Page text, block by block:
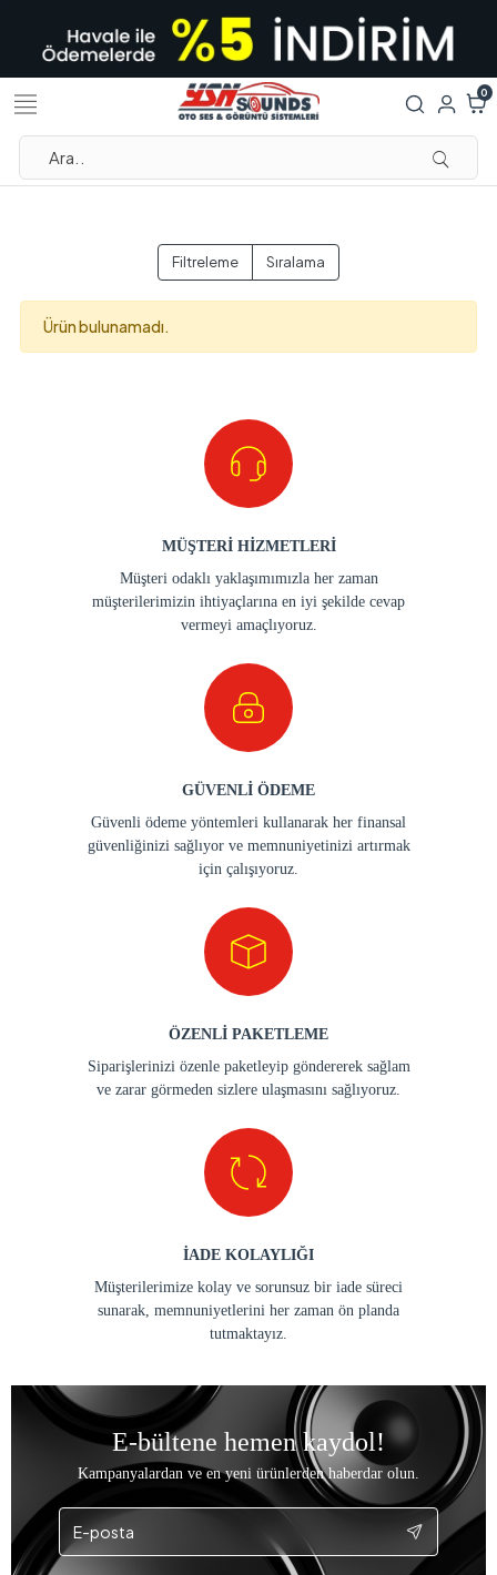
0
Filtreleme Sıralama
Ürün bulunamadı.
MÜŞTERİ HİZMETLERİ
Müşteri odaklı yaklaşımımızla her zaman
müşterilerimizin ihtiyaçlarına en iyi şekilde cevap
vermeyi amaçlıyoruz.
GÜVENLİ ÖDEME
Güvenli ödeme yöntemleri kullanarak her finansal
güvenliğinizi sağlıyor ve memnuniyetinizi artırmak
için çalışıyoruz.
ÖZENLİ PAKETLEME
Siparişlerinizi özenle paketleyip göndererek sağlam
ve zarar görmeden sizlere ulaşmasını sağlıyoruz.
İADE KOLAYLIĞI
Müşterilerimize kolay ve sorunsuz bir iade süreci
sunarak, memnuniyetlerini her zaman ön planda
tutmaktayız.
E-bültene hemen kaydol!
Kampanyalardan ve en yeni ürünlerden haberdar olun.